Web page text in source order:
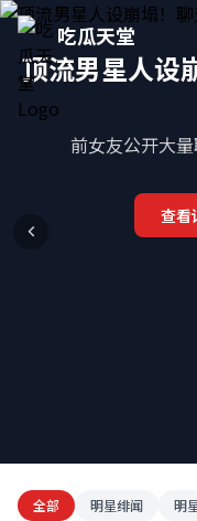
吃瓜天堂
吃瓜天堂_全网热门吃瓜
顶流男星人设
前女友公开大
查看
全部 明星绯闻 明